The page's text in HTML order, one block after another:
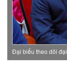
Đại biểu theo dõi